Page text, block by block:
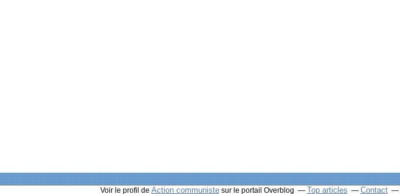
Voir le profil de Action communistesur le portail Overblog Top articles Contact